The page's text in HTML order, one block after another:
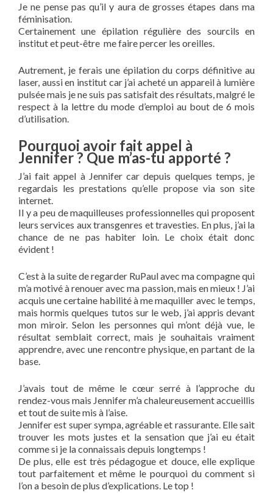
Je ne pense pas qu’il y aura de grosses étapes dans ma
féminisation.
Certainement une épilation régulière des sourcils en
institut et peut-être me faire percer les oreilles.
Autrement, je ferais une épilation du corps définitive au
laser, aussi en institut car j’ai acheté un appareil à lumière
pulsée mais je ne suis pas satisfait des résultats, malgré le
respect à la lettre du mode d’emploi au bout de 6 mois
d’utilisation.
Pourquoi avoir fait appel à
Jennifer ? Que m’as-tu apporté ?
J’ai fait appel à Jennifer car depuis quelques temps, je
regardais les prestations qu’elle propose via son site
internet.
Il y a peu de maquilleuses professionnelles qui proposent
leurs services aux transgenres et travesties. En plus, j’ai la
chance de ne pas habiter loin. Le choix était donc
évident !
C’est à la suite de regarder RuPaul avec ma compagne qui
m’a motivé à renouer avec ma passion, mais en mieux ! J’ai
acquis une certaine habilité à me maquiller avec le temps,
mais hormis quelques tutos sur le web, j’ai appris devant
mon miroir. Selon les personnes qui m’ont déjà vue, le
résultat semblait correct, mais je souhaitais vraiment
apprendre, avec une rencontre physique, en partant de la
base.
J’avais tout de même le cœur serré à l’approche du
rendez-vous mais Jennifer m’a chaleureusement accueillis
et tout de suite mis à l’aise.
Jennifer est super sympa, agréable et rassurante. Elle sait
trouver les mots justes et la sensation que j’ai eu était
comme si je la connaissais depuis longtemps !
De plus, elle est très pédagogue et douce, elle explique
tout parfaitement et même le pourquoi du comment si
l’on a besoin de plus d’explications. Le top !